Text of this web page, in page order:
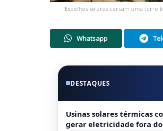
Espelhos solares cercam uma
Whatsapp
DESTAQUES
Usinas solares térmicas
gerar eletricidade fora